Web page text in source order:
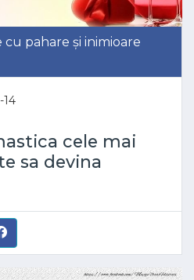
cu pahare și inimioare
14
cele mai
sa devina